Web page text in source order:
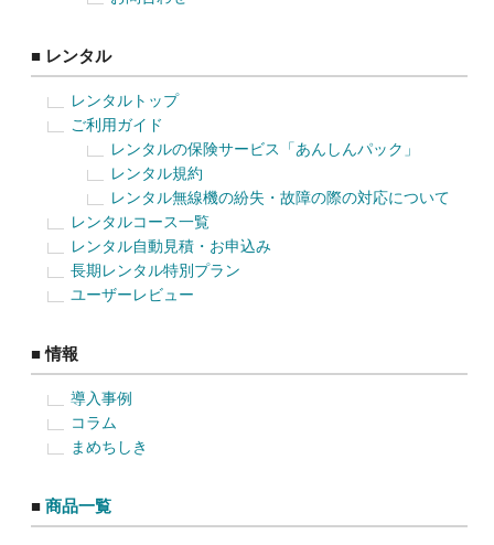
■ レンタル
レンタルトップ
ご利用ガイド
レンタルの保険サービス「あんしんパック」
レンタル規約
レンタル無線機の紛失・故障の際の対応について
レンタルコース一覧
レンタル自動見積・お申込み
長期レンタル特別プラン
ユーザーレビュー
■ 情報
導入事例
コラム
まめちしき
■ 商品一覧